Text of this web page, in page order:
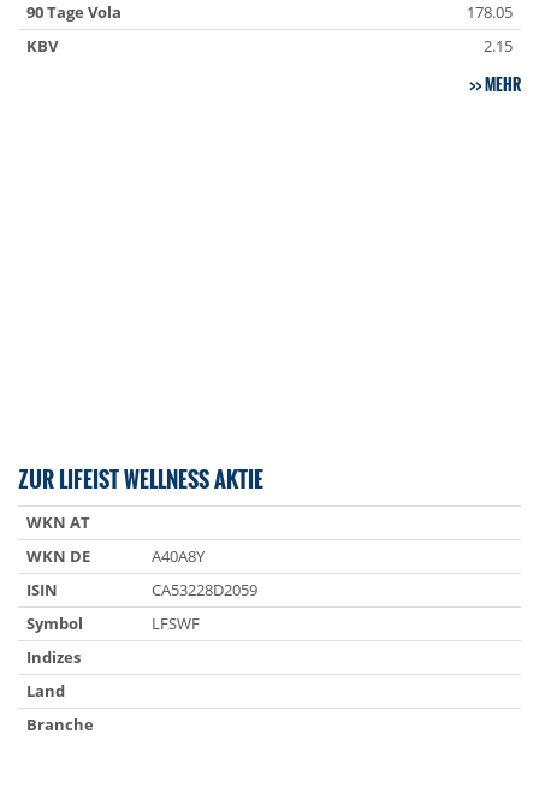
90 Tage Vola
178.05
KBV
2.15
MEHR
ZUR LIFEIST WELLNESS AKTIE
WKN AT
WKN DE
A40A8Y
ISIN
CA53228D2059
Symbol
LFSWF
Indizes
Land
Branche